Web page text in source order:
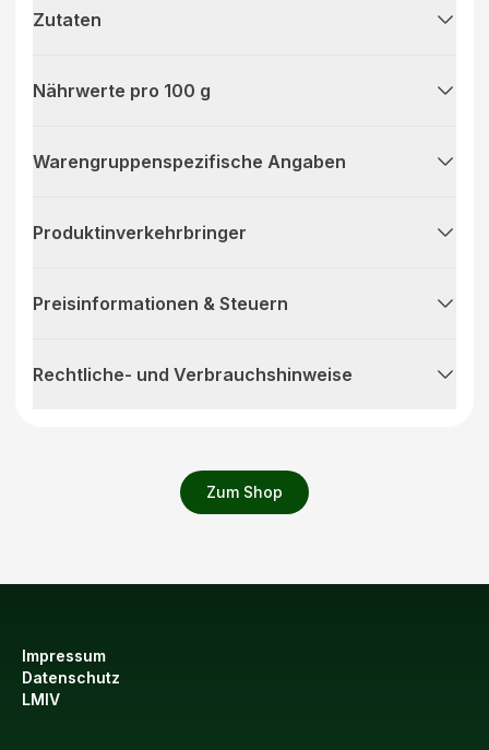
Zum Shop
Zutaten
Nährwerte pro 100 g
Warengruppenspezifische Angaben
Produktinverkehrbringer
Preisinformationen & Steuern
Rechtliche- und Verbrauchshinweise
Impressum
Datenschutz
LMIV